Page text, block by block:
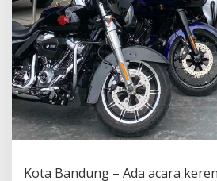
a
i
O
t
o
m
o
t
i
i
Kota Bandung – Ada acara